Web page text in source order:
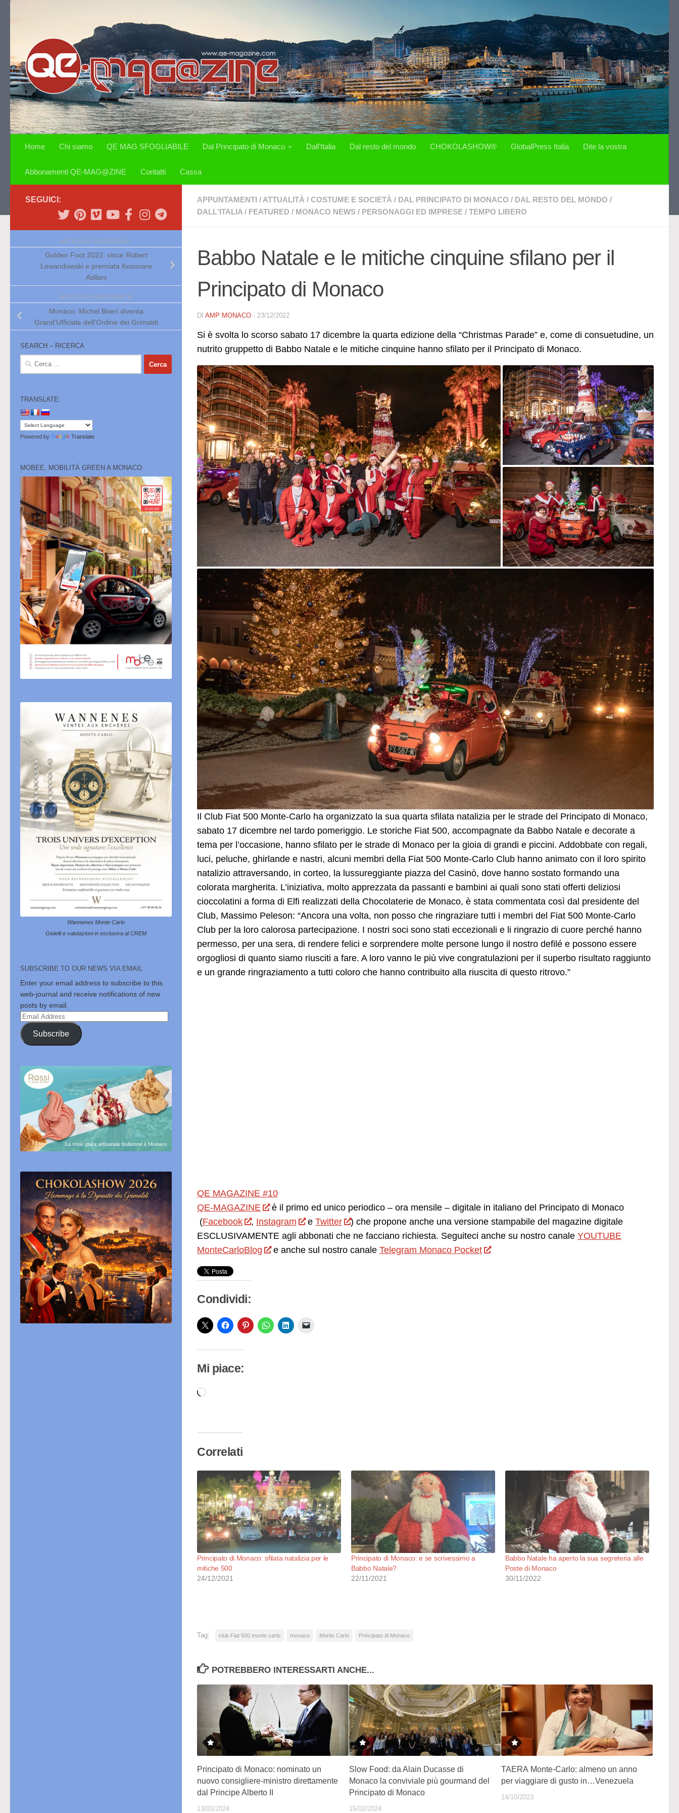
Home Chi siamo QE MAG SFOGLIABILE Dal Principato di Monaco Dall’Italia Dal resto del mondo CHOKOLASHOW® GlobalPress Italia Dite la vostra
Abbonamenti QE-MAG@ZINE Contatti Cassa
APPUNTAMENTI / ATTUALITÀ / COSTUME E SOCIETÀ / DAL PRINCIPATO DI MONACO / DAL RESTO DEL MONDO /
DALL'ITALIA / FEATURED / MONACO NEWS / PERSONAGGI ED IMPRESE / TEMPO LIBERO
Babbo Natale e le mitiche cinquine sfilano per il
Principato di Monaco
DI AMP MONACO · 23/12/2022
Si è svolta lo scorso sabato 17 dicembre la quarta edizione della “Christmas Parade” e, come di consuetudine, un
nutrito gruppetto di Babbo Natale e le mitiche cinquine hanno sfilato per il Principato di Monaco.
Il Club Fiat 500 Monte-Carlo ha organizzato la sua quarta sfilata natalizia per le strade del Principato di Monaco,
sabato 17 dicembre nel tardo pomeriggio. Le storiche Fiat 500, accompagnate da Babbo Natale e decorate a
tema per l’occasione, hanno sfilato per le strade di Monaco per la gioia di grandi e piccini. Addobbate con regali,
luci, peluche, ghirlande e nastri, alcuni membri della Fiat 500 Monte-Carlo Club hanno animato con il loro spirito
natalizio attraversando, in corteo, la lussureggiante piazza del Casinò, dove hanno sostato formando una
colorata margherita. L’iniziativa, molto apprezzata da passanti e bambini ai quali sono stati offerti deliziosi
cioccolatini a forma di Elfi realizzati della Chocolaterie de Monaco, è stata commentata così dal presidente del
Club, Massimo Peleson: “Ancora una volta, non posso che ringraziare tutti i membri del Fiat 500 Monte-Carlo
Club per la loro calorosa partecipazione. I nostri soci sono stati eccezionali e li ringrazio di cuore perché hanno
permesso, per una sera, di rendere felici e sorprendere molte persone lungo il nostro defilé e possono essere
orgogliosi di quanto siamo riusciti a fare. A loro vanno le più vive congratulazioni per il superbo risultato raggiunto
e un grande ringraziamento a tutti coloro che hanno contribuito alla riuscita di questo ritrovo.”
QE MAGAZINE #10
QE-MAGAZINE
è il primo ed unico periodico – ora mensile – digitale in italiano del Principato di Monaco
(Facebook , Instagram e Twitter
) che propone anche una versione stampabile del magazine digitale
ESCLUSIVAMENTE agli abbonati che ne facciano richiesta. Seguiteci anche su nostro canale YOUTUBE
MonteCarloBlog
e anche sul nostro canale Telegram Monaco Pocket
Condividi:
Mi piace:
Caricamento
Correlati
Principato di Monaco: sfilata natalizia per le
mitiche 500
24/12/2021
Principato di Monaco: e se scrivessimo a
Babbo Natale?
22/11/2021
Babbo Natale ha aperto la sua segreteria alle
Poste di Monaco
30/11/2022
Tag: club Fiat 500 monte carlo monaco Monte Carlo Principato di Monaco
POTREBBERO INTERESSARTI ANCHE...
Principato di Monaco: nominato un
nuovo consigliere-ministro direttamente
dal Principe Alberto II
13/03/2024
Slow Food: da Alain Ducasse di
Monaco la conviviale più gourmand del
Principato di Monaco
15/02/2024
TAERA Monte-Carlo: almeno un anno
per viaggiare di gusto in…Venezuela
14/10/2023
SEGUICI:
ARTICOLO SUCCESSIVO
Golden Foot 2022: vince Robert
Lewandowski e premiata Kosovare
Asllani
ARTICOLO PRECEDENTE
Monaco: Michel Boeri diventa
Grand’Ufficiale dell’Ordine dei Grimaldi
SEARCH – RICERCA
Ricerca
TRANSLATE:
Powered by Translate
MOBEE, MOBILITÀ GREEN A MONACO
Wannenes Monte Carlo
Gioielli e valutazioni in esclusiva al CREM
SUBSCRIBE TO OUR NEWS VIA EMAIL
Enter your email address to subscribe to this
web-journal and receive notifications of new
posts by email.
Email
Address
Subscribe